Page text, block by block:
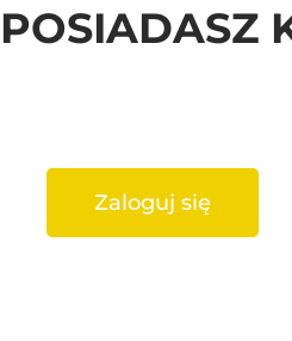
Zaloguj się